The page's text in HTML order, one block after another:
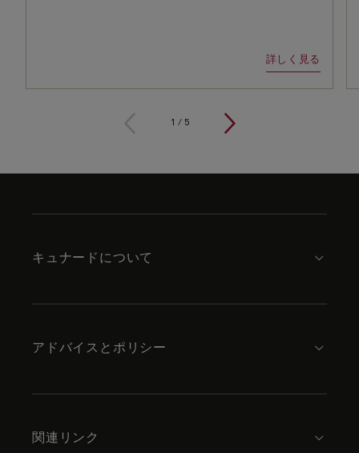
詳しく見る
1 / 5
キュナードについて
アドバイスとポリシー
関連リンク